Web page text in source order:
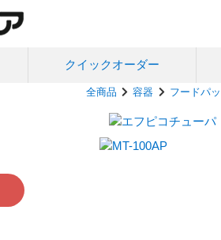
クイックオーダー
全商品 容器 フードパ